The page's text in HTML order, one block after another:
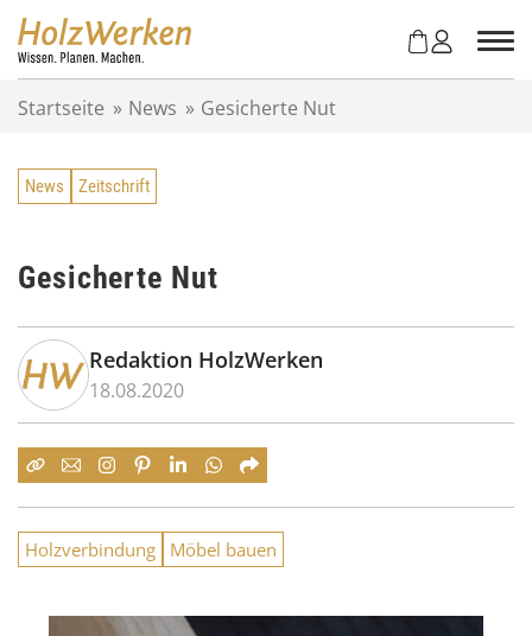
Startseite » News » Gesicherte Nut
News Zeitschrift
Gesicherte Nut
Redaktion HolzWerken
18.08.2020
Holzverbindung Möbel bauen